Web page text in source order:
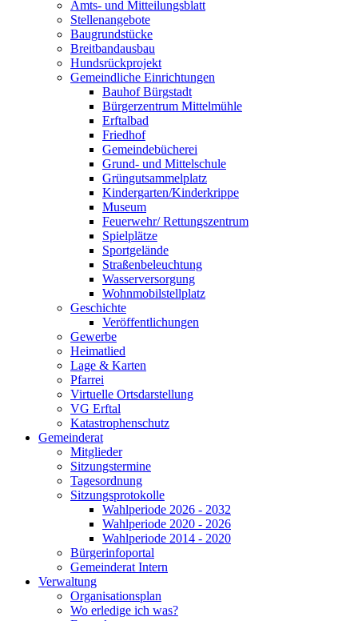
Amts- und Mitteilungsblatt
Stellenangebote
Baugrundstücke
Breitbandausbau
Hundsrückprojekt
Gemeindliche Einrichtungen
Bauhof Bürgstadt
Bürgerzentrum Mittelmühle
Erftalbad
Friedhof
Gemeindebücherei
Grund- und Mittelschule
Grüngutsammelplatz
Kindergarten/Kinderkrippe
Museum
Feuerwehr/ Rettungszentrum
Spielplätze
Sportgelände
Straßenbeleuchtung
Wasserversorgung
Wohnmobilstellplatz
Geschichte
Veröffentlichungen
Gewerbe
Heimatlied
Lage & Karten
Pfarrei
Virtuelle Ortsdarstellung
VG Erftal
Katastrophenschutz
Gemeinderat
Mitglieder
Sitzungstermine
Tagesordnung
Sitzungsprotokolle
Wahlperiode 2026 - 2032
Wahlperiode 2020 - 2026
Wahlperiode 2014 - 2020
Bürgerinfoportal
Gemeinderat Intern
Verwaltung
Organisationsplan
Wo erledige ich was?